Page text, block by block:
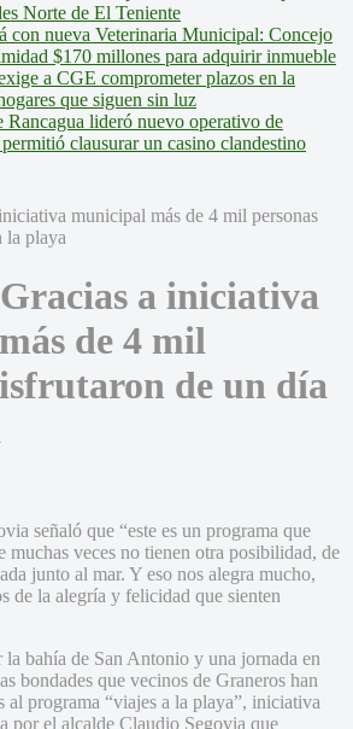
Norte de El Teniente
con nueva Veterinaria Municipal: Concejo
$170 millones para adquirir inmueble
a CGE comprometer plazos en la
que siguen sin luz
lideró nuevo operativo de
clausurar un casino clandestino
a iniciativa
de 4 mil
de un día
señaló que “este es un programa que
muchas veces no tienen otra posibilidad, de
junto al mar. Y eso nos alegra mucho,
de la alegría y felicidad que sienten
la bahía de San Antonio y una jornada en
bondades que vecinos de Graneros han
al programa “viajes a la playa”, iniciativa
por el alcalde Claudio Segovia que